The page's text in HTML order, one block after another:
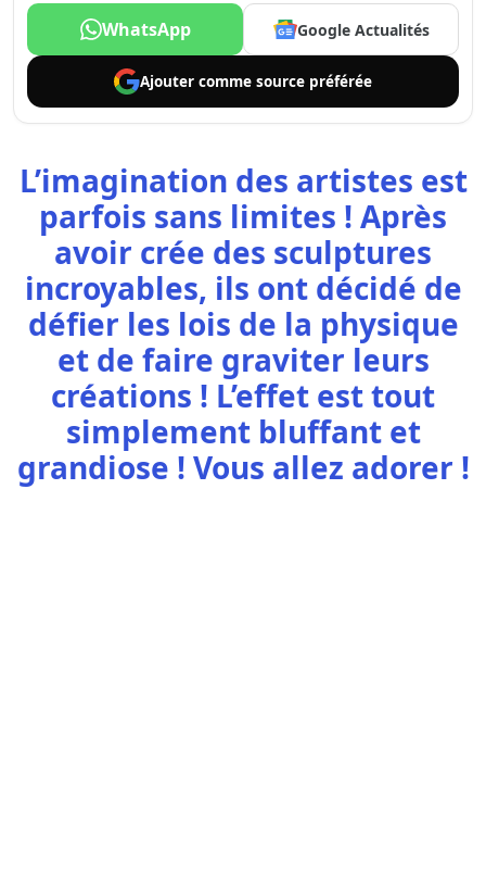
WhatsApp Google Actualités
Ajouter comme source préférée
L’imagination des artistes est
parfois sans limites ! Après
avoir crée des sculptures
incroyables, ils ont décidé de
défier les lois de la physique
et de faire graviter leurs
créations ! L’effet est tout
simplement bluffant et
grandiose ! Vous allez adorer !